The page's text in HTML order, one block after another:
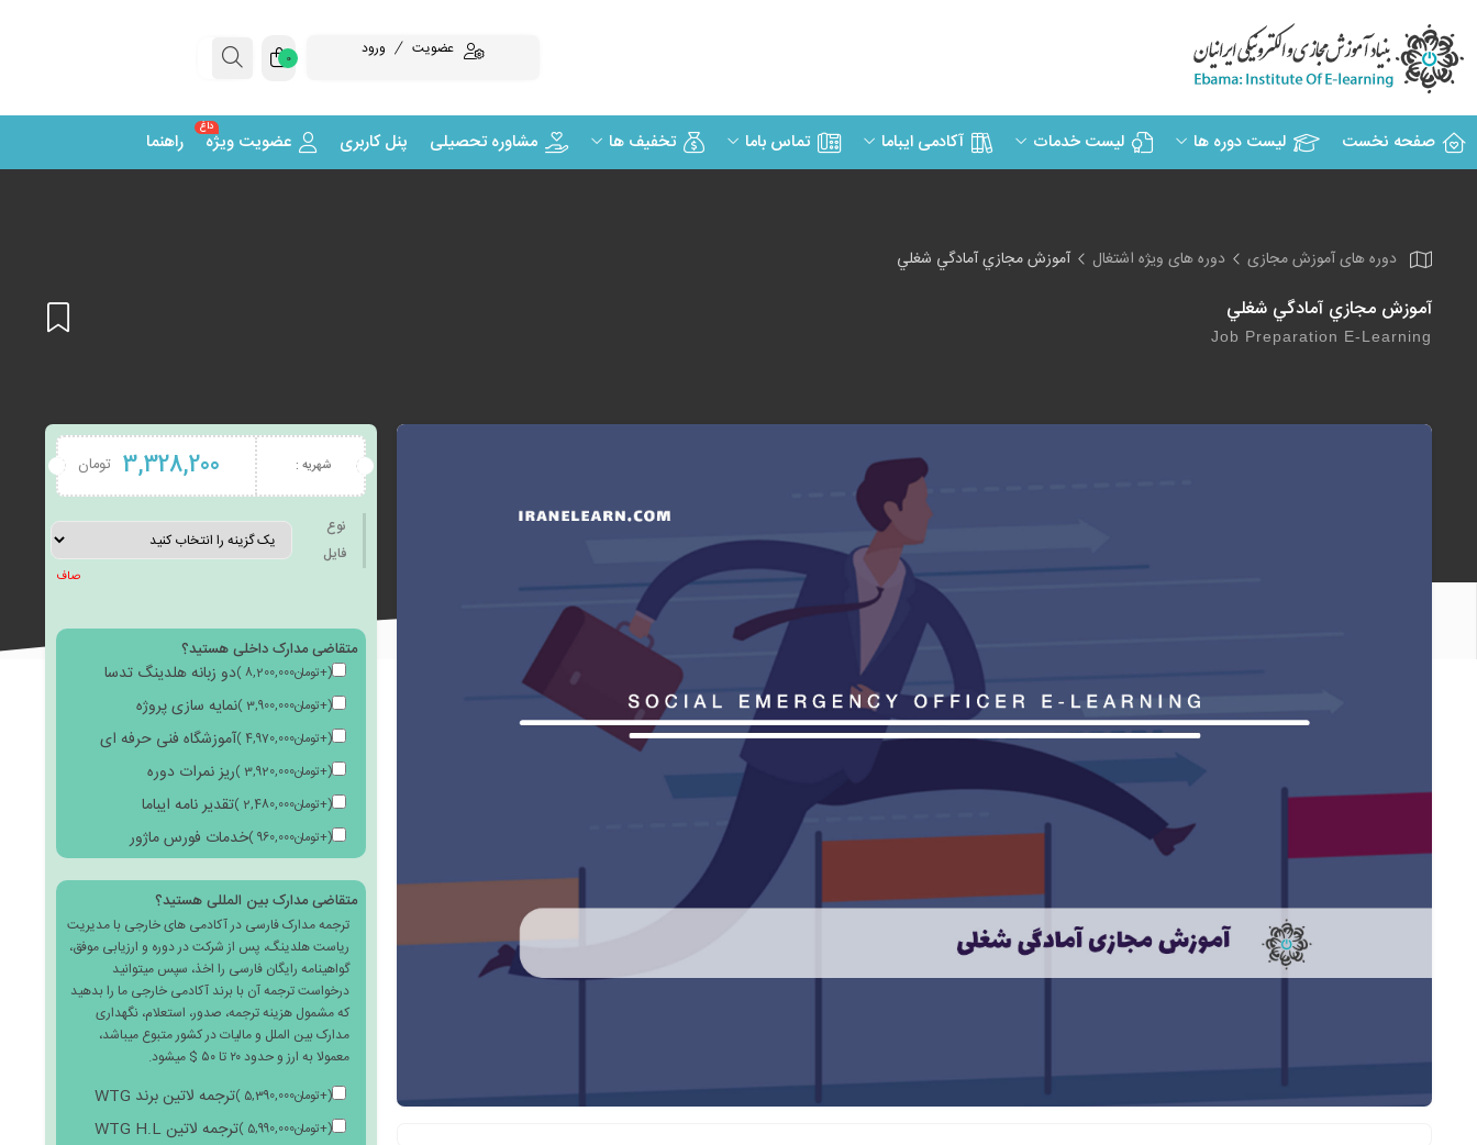
عضویت ورود 0
صفحه نخست لیست دوره ها لیست خدمات آکادمی ایباما تماس باما تخفیف ها مشاوره تحصیلی پنل کاربری عضویت ویژه
داغ
راهنما
دوره های آموزش مجازی دوره های ویژه اشتغال آموزش مجازي آمادگي شغلي
آموزش مجازي آمادگي شغلي
Job Preparation E-Learning
به
ها
شهریه : 3,328,200 تومان
نوع
فایل
صاف
متقاضی مدارک داخلی هستید؟
دو زبانه هلدینگ تدسا (
+
8,200,000تومان )
نمایه سازی پروژه (
+
3,900,000تومان )
آموزشگاه فنی حرفه ای (
+
4,970,000تومان )
ریز نمرات دوره (
+
3,920,000تومان )
تقدیر نامه ایباما (
+
2,480,000تومان )
خدمات فورس ماژور (
+
960,000تومان )
متقاضی مدارک بین المللی هستید؟
ترجمه مدارک فارسی در آکادمی های خارجی با مدیریت
ریاست هلدینگ، پس از شرکت در دوره و ارزیابی موفق،
گواهینامه رایگان فارسی را اخذ، سپس میتوانید
درخواست ترجمه آن با برند آکادمی خارجی ما را بدهید
که مشمول هزینه ترجمه، صدور، استعلام، نگهداری
مدارک بین الملل و مالیات در کشور متبوع میباشد،
معمولا به ارز و حدود ۲۰ تا ۵۰ $ میشود.
ترجمه لاتین برند WTG (
+
5,390,000تومان )
ترجمه لاتین WTG H.L (
+
5,990,000تومان )